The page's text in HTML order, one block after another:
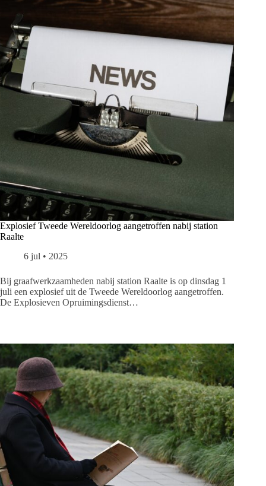
Explosief Tweede Wereldoorlog aangetroffen nabij station
Raalte
6 jul • 2025
Bij graafwerkzaamheden nabij station Raalte is op dinsdag 1
juli een explosief uit de Tweede Wereldoorlog aangetroffen.
De Explosieven Opruimingsdienst…